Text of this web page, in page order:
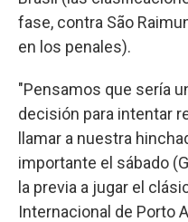
fase, contra São
en los penales).
"Pensamos que sería
decisión para intentar
llamar a nuestra
importante el sábado
la previa a jugar el
Internacional de Porto